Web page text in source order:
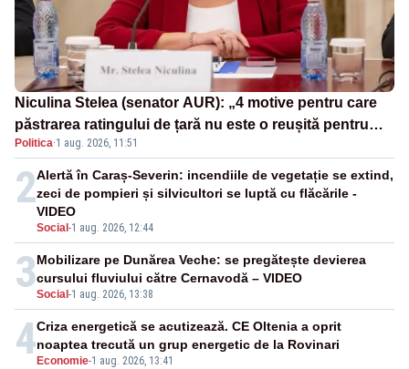
Niculina Stelea (senator AUR): „4 motive pentru care
păstrarea ratingului de țară nu este o reușită pentru
Guvernul Bolojan”
Politica·1 aug. 2026, 11:51
2
Social -1 aug. 2026, 12:44
Alertă în Caraș-Severin: incendiile de vegetație se extind,
zeci de pompieri și silvicultori se luptă cu flăcările -
VIDEO
3Social -1 aug. 2026, 13:38
Mobilizare pe Dunărea Veche: se pregătește devierea
cursului fluviului către Cernavodă – VIDEO
4 Economie-1 aug. 2026, 13:41
Criza energetică se acutizează. CE Oltenia a oprit
noaptea trecută un grup energetic de la Rovinari